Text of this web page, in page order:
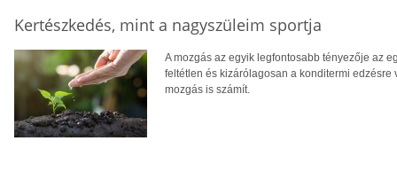
Kertészkedés, mint a nagyszüleim sportja
A mozgás az egyik legfontosabb tényezője az
feltétlen és kizárólagosan a konditermi
mozgás is számít.